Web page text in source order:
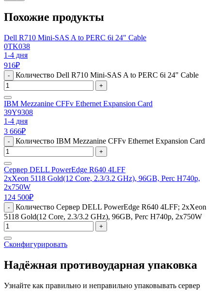
Похожие продукты
Dell R710 Mini-SAS A to PERC 6i 24" Cable
0TK038
1-4 дня
916₽
- Количество Dell R710 Mini-SAS A to PERC 6i 24" Cable
+
IBM Mezzanine CFFv Ethernet Expansion Card
39Y9308
1-4 дня
3 666₽
- Количество IBM Mezzanine CFFv Ethernet Expansion Card
+
Сервер DELL PowerEdge R640 4LFF
2xXeon 5118 Gold(12 Core, 2.3/3.2 GHz), 96GB, Perc H740p,
2x750W
124 500₽
-
Количество Сервер DELL PowerEdge R640 4LFF; 2xXeon
5118 Gold(12 Core, 2.3/3.2 GHz), 96GB, Perc H740p, 2x750W
+
Сконфигурировать
Надёжная противоударная упаковка
Узнайте как правильно и неправильно упаковывать сервер